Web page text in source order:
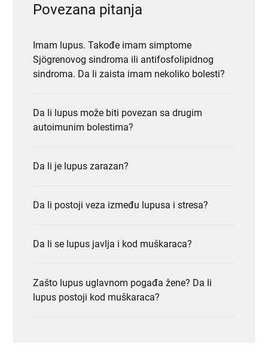
Povezana pitanja
Imam lupus. Takođe imam simptome
Sjögrenovog sindroma ili antifosfolipidnog
sindroma. Da li zaista imam nekoliko bolesti?
Da li lupus može biti povezan sa drugim
autoimunim bolestima?
Da li je lupus zarazan?
Da li postoji veza između lupusa i stresa?
Da li se lupus javlja i kod muškaraca?
Zašto lupus uglavnom pogađa žene? Da li
lupus postoji kod muškaraca?